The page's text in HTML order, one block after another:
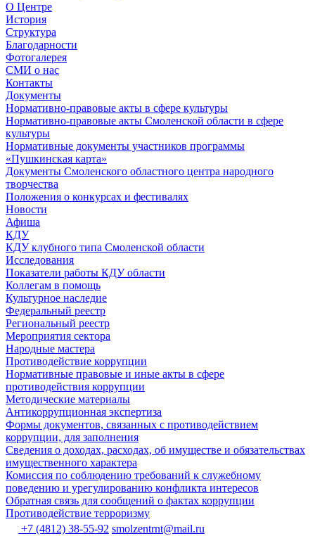
О Центре
История
Структура
Благодарности
Фотогалерея
СМИ о нас
Контакты
Документы
Нормативно-правовые акты в сфере культуры
Нормативно-правовые акты Смоленской области в сфере
культуры
Нормативные документы участников программы
«Пушкинская карта»
Документы Смоленского областного центра народного
творчества
Положения о конкурсах и фестивалях
Новости
Афиша
КДУ
КДУ клубного типа Смоленской области
Исследования
Показатели работы КДУ области
Коллегам в помощь
Культурное наследие
Федеральный реестр
Региональный реестр
Мероприятия сектора
Народные мастера
Противодействие коррупции
Нормативные правовые и иные акты в сфере
противодействия коррупции
Методические материалы
Антикоррупционная экспертиза
Формы документов, связанных с противодействием
коррупции, для заполнения
Сведения о доходах, расходах, об имуществе и обязательствах
имущественного характера
Комиссия по соблюдению требований к служебному
поведению и урегулированию конфликта интересов
Обратная связь для сообщений о фактах коррупции
Противодействие терроризму
+7 (4812) 38-55-92 smolzentrnt@mail.ru